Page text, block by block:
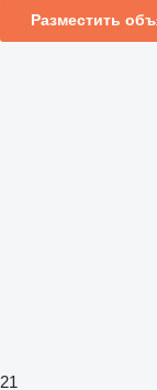
Разместить
21